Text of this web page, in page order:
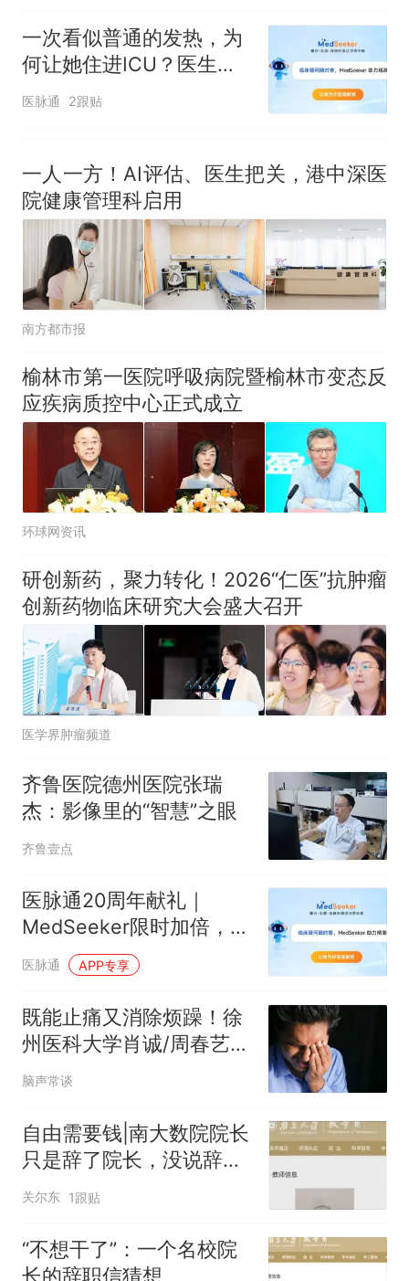
一次看似普通的发热，为
何让她住进ICU？医生从
一个细节找到答案丨医起
医脉通 2跟贴
一人一方！AI评估、医生把关，港中深医
院健康管理科启用
南方都市报
榆林市第一医院呼吸病院暨榆林市变态反
应疾病质控中心正式成立
环球网资讯
研创新药，聚力转化！2026“仁医”抗肿瘤
创新药物临床研究大会盛大召开
医学界肿瘤频道
齐鲁医院德州医院张瑞
杰：影像里的“智慧”之眼
齐鲁壹点
医脉通20周年献礼｜
MedSeeker限时加倍，让
临床决策更快抵达证据！
医脉通 APP专享
既能止痛又消除烦躁！徐
州医科大学肖诚/周春艺等
合作揭示LPB-PSTN 通路
脑声常谈
自由需要钱|南大数院院长
只是辞了院长，没说辞了
教授
关尔东 1跟贴
“不想干了”：一个名校院
长的辞职信猜想